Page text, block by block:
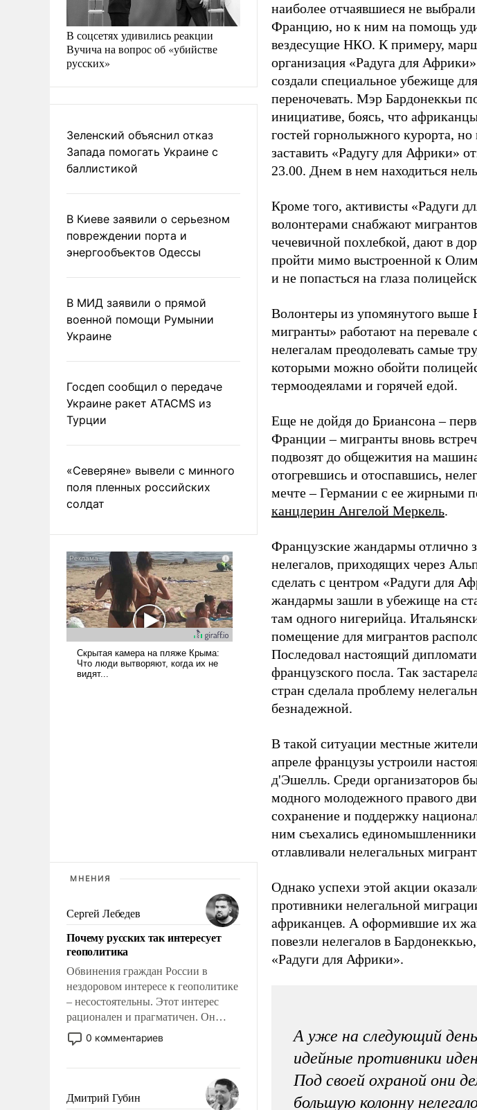
В соцсетях удивились реакции
Вучича на вопрос об «убийстве
русских»
Зеленский объяснил отказ
Запада помогать Украине с
баллистикой
В Киеве заявили о серьезном
повреждении порта и
энергообъектов Одессы
В МИД заявили о прямой
военной помощи Румынии
Украине
Госдеп сообщил о передаче
Украине ракет ATACMS из
Турции
«Северяне» вывели с минного
поля пленных российских
солдат
МНЕНИЯ
Сергей Лебедев
Почему русских так интересует
геополитика
Обвинения граждан России в
нездоровом интересе к геополитике
– несостоятельны. Этот интерес
рационален и прагматичен. Он
обусловлен тысячелетним опытом
выживания в крайне непростых
знанием, что мировая политика
имеет свойство заявляться на порог
0 комментариев
Дмитрий Губин
наиболее отчаявшиеся не
Францию, но к ним на помощь
вездесущие НКО. К примеру,
организация «Радуга для
создали специальное убежище
переночевать. Мэр Бардонеккьи
инициативе, боясь, что
гостей горнолыжного курорта, но
заставить «Радугу для Африки»
23.00. Днем в нем находиться
Кроме того, активисты «Радуги
волонтерами снабжают
чечевичной похлебкой, дают в
пройти мимо выстроенной к
и не попасться на глаза
Волонтеры из упомянутого
мигранты» работают на
нелегалам преодолевать самые
которыми можно обойти
термоодеялами и горячей едой.
Еще не дойдя до Бриансона –
Франции – мигранты вновь
подвозят до общежития на
отогревшись и отоспавшись,
мечте – Германии с ее жирными
канцлерин Ангелой Меркель.
Французские жандармы отлично
нелегалов, приходящих через
сделать с центром «Радуги для
жандармы зашли в убежище на
там одного нигерийца.
помещение для мигрантов
Последовал настоящий
французского посла. Так
стран сделала проблему
безнадежной.
В такой ситуации местные
апреле французы устроили
д'Эшелль. Среди организаторов
модного молодежного правого
сохранение и поддержку
ним съехались
отлавливали нелегальных
Однако успехи этой акции
противники нелегальной
африканцев. А оформившие их
повезли нелегалов в
«Радуги для Африки».
А уже на следующий день
идейные противники
Под своей охраной они
большую колонну